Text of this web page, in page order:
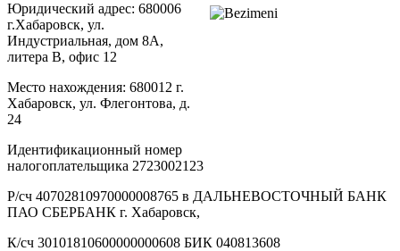
Юридический адрес: 680006
г.Хабаровск, ул.
Индустриальная, дом 8А,
литера В, офис 12
Место нахождения: 680012 г.
Хабаровск, ул. Флегонтова, д.
24
Идентификационный номер
налогоплательщика 2723002123
Р/сч 40702810970000008765 в ДАЛЬНЕВОСТОЧНЫЙ БАНК
ПАО СБЕРБАНК г. Хабаровск,
К/сч 30101810600000000608 БИК 040813608